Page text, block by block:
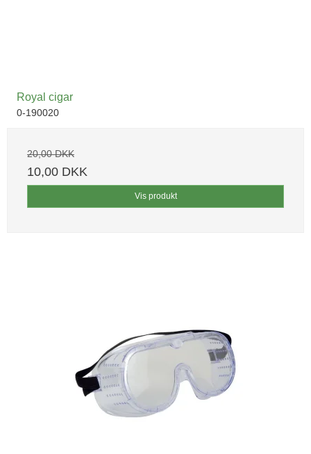
Royal cigar
0-190020
20,00 DKK
10,00 DKK
Vis produkt